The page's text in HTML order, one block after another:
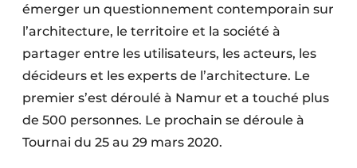
émerger un questionnement contemporain sur
l’architecture, le territoire et la société à
partager entre les utilisateurs, les acteurs, les
décideurs et les experts de l’architecture. Le
premier s’est déroulé à Namur et a touché plus
de 500 personnes. Le prochain se déroule à
Tournai du 25 au 29 mars 2020.